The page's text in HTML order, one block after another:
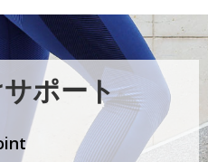
ポート